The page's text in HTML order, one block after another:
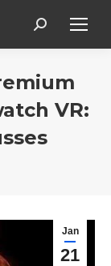
Search:
VR:
Jan
21